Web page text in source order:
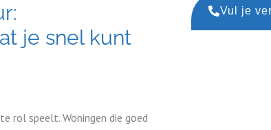
je snel kunt
rol speelt. Woningen die goed
Vul je